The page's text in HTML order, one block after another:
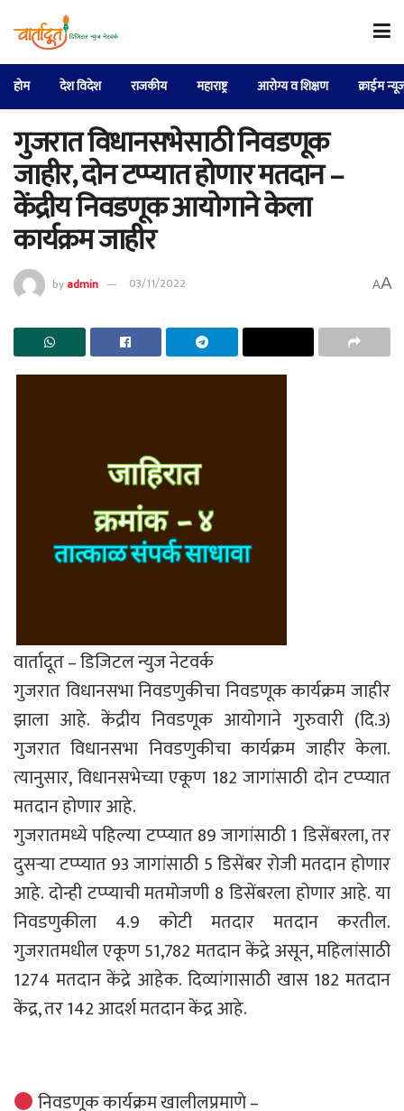
होम देश विदेश राजकीय महाराष्ट्र आरोग्य व शिक्षण क्राईम
गुजरात विधानसभेसाठी निवडणूक
जाहीर, दोन टप्प्यात होणार मतदान –
केंद्रीय निवडणूक आयोगाने केला
कार्यक्रम जाहीर
byadmin 03/11/2022 AA
वार्तादूत – डिजिटल न्युज नेटवर्क
गुजरात विधानसभा निवडणुकीचा निवडणूक कार्यक्रम जाहीर
झाला आहे. केंद्रीय निवडणूक आयोगाने गुरुवारी (दि.3)
गुजरात विधानसभा निवडणुकीचा कार्यक्रम जाहीर केला.
त्यानुसार, विधानसभेच्या एकूण 182 जागांसाठी दोन टप्प्यात
मतदान होणार आहे.
गुजरातमध्ये पहिल्या टप्प्यात 89 जागांसाठी 1 डिसेंबरला, तर
दुसऱ्या टप्प्यात 93 जागांसाठी 5 डिसेंबर रोजी मतदान होणार
आहे. दोन्ही टप्प्याची मतमोजणी 8 डिसेंबरला होणार आहे. या
निवडणुकीला 4.9 कोटी मतदार मतदान करतील.
गुजरातमधील एकूण 51,782 मतदान केंद्रे असून, महिलांसाठी
1274 मतदान केंद्रे आहेक. दिव्यांगासाठी खास 182 मतदान
केंद्र, तर 142 आदर्श मतदान केंद्र आहे.
निवडणूक कार्यक्रम खालीलप्रमाणे –